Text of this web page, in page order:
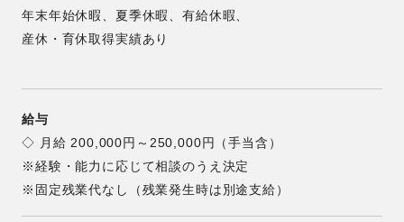
年末年始休暇、夏季休暇、有給休暇、
産休・育休取得実績あり
給与
◇ 月給 200,000円～250,000円（手当含）
※経験・能力に応じて相談のうえ決定
※固定残業代なし（残業発生時は別途支給）